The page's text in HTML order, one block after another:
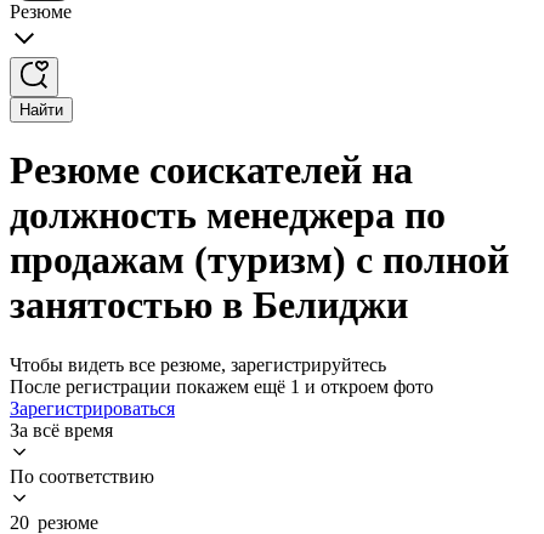
Резюме
Найти
Резюме соискателей на
должность менеджера по
продажам (туризм) с полной
занятостью в Белиджи
Чтобы видеть все резюме, зарегистрируйтесь
После регистрации покажем ещё 1 и откроем фото
Зарегистрироваться
За всё время
По соответствию
20 резюме